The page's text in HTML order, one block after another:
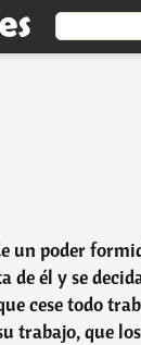
un poder
de él y se
cese todo
trabajo, que